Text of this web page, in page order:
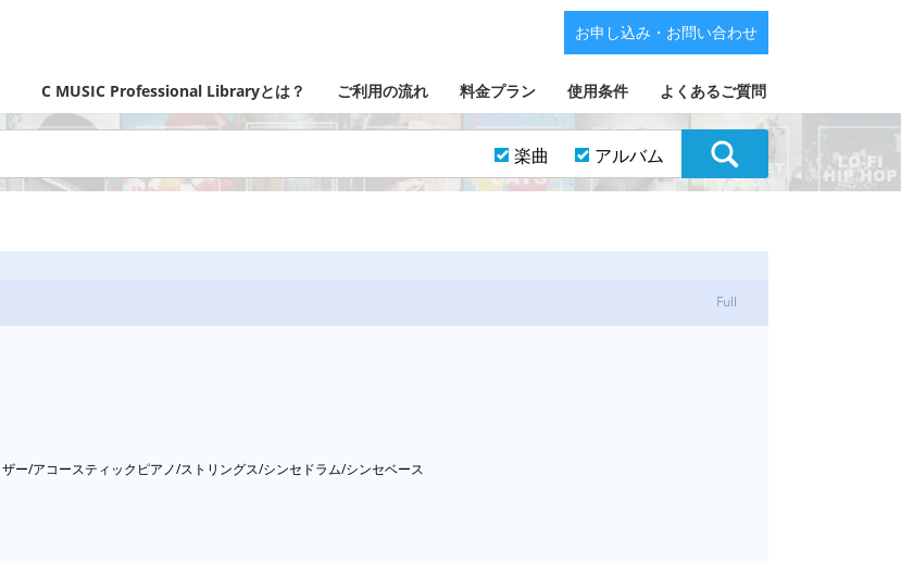
C MUSIC Professional Libraryとは？ ご利用の流れ 料金プラン 使用条件 よくあるご質問
お申し込み・お問い合わせ
楽曲 アルバム
Full
ー/アコースティックピアノ/ストリングス/シンセドラム/シンセベース